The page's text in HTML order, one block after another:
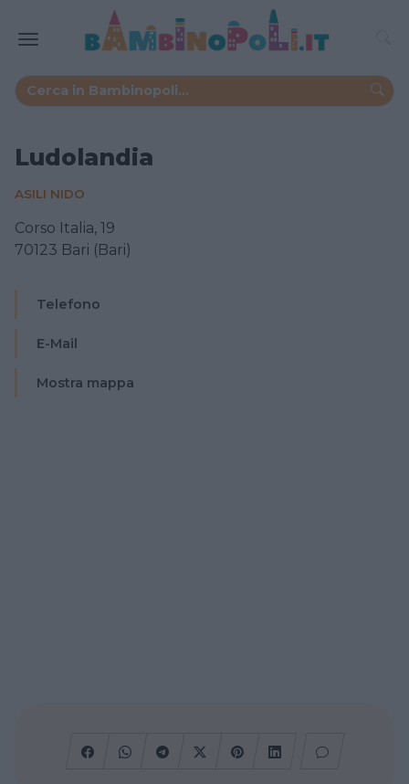
Ludolandia
ASILI NIDO
Corso Italia, 19
70123 Bari (Bari)
Telefono
E-Mail
Mostra mappa